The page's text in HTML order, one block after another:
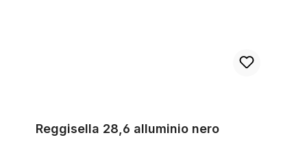
Reggisella 28,6 alluminio nero